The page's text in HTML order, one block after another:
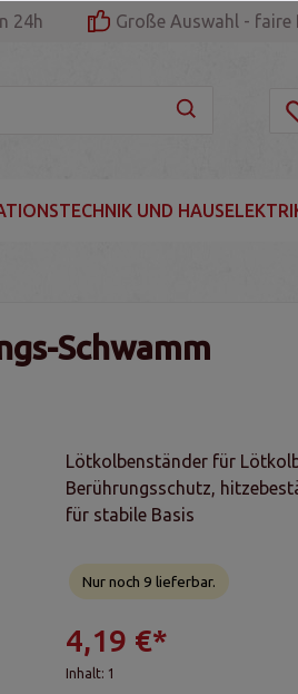
24h Große Auswahl - faire
UND
Schwamm
Lötkolbenständer für
Berührungsschutz,
für stabile Basis
Nur noch 9 lieferbar.
4,19 €*
Inhalt: 1